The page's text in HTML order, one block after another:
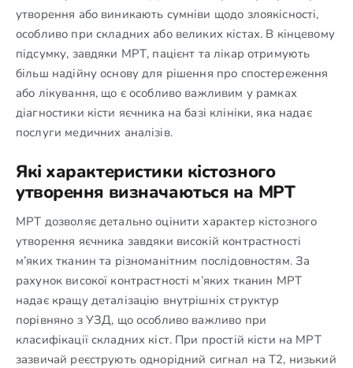
утворення або виникають сумніви щодо злоякісності,
особливо при складних або великих кістах. В кінцевому
підсумку, завдяки МРТ, пацієнт та лікар отримують
більш надійну основу для рішення про спостереження
або лікування, що є особливо важливим у рамках
діагностики кісти яєчника на базі клініки, яка надає
послуги медичних аналізів.
Які характеристики кістозного
утворення визначаються на МРТ
МРТ дозволяє детально оцінити характер кістозного
утворення яєчника завдяки високій контрастності
м’яких тканин та різноманітним послідовностям. За
рахунок високої контрастності м’яких тканин МРТ
надає кращу деталізацію внутрішніх структур
порівняно з УЗД, що особливо важливо при
класифікації складних кіст. При простій кісти на МРТ
зазвичай реєструють однорідний сигнал на T2, низький